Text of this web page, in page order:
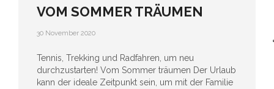
VOM SOMMER TRÄUMEN
30 November 2020
Tennis, Trekking und Radfahren, um neu
durchzustarten! Vom Sommer träumen Der Urlaub
kann der ideale Zeitpunkt sein, um mit der Familie